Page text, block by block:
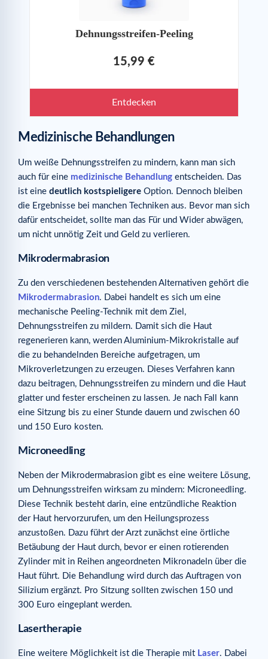
Dehnungsstreifen-Peeling
15,99 €
Entdecken
Medizinische Behandlungen
Um weiße Dehnungsstreifen zu mindern, kann man sich
auch für eine medizinische Behandlung entscheiden. Das
ist eine deutlich kostspieligere Option. Dennoch bleiben
die Ergebnisse bei manchen Techniken aus. Bevor man sich
dafür entscheidet, sollte man das Für und Wider abwägen,
um nicht unnötig Zeit und Geld zu verlieren.
Mikrodermabrasion
Zu den verschiedenen bestehenden Alternativen gehört die
Mikrodermabrasion. Dabei handelt es sich um eine
mechanische Peeling-Technik mit dem Ziel,
Dehnungsstreifen zu mildern. Damit sich die Haut
regenerieren kann, werden Aluminium-Mikrokristalle auf
die zu behandelnden Bereiche aufgetragen, um
Mikroverletzungen zu erzeugen. Dieses Verfahren kann
dazu beitragen, Dehnungsstreifen zu mindern und die Haut
glatter und fester erscheinen zu lassen. Je nach Fall kann
eine Sitzung bis zu einer Stunde dauern und zwischen 60
und 150 Euro kosten.
Microneedling
Neben der Mikrodermabrasion gibt es eine weitere Lösung,
um Dehnungsstreifen wirksam zu mindern: Microneedling.
Diese Technik besteht darin, eine entzündliche Reaktion
der Haut hervorzurufen, um den Heilungsprozess
anzustoßen. Dazu führt der Arzt zunächst eine örtliche
Betäubung der Haut durch, bevor er einen rotierenden
Zylinder mit in Reihen angeordneten Mikronadeln über die
Haut führt. Die Behandlung wird durch das Auftragen von
Silizium ergänzt. Pro Sitzung sollten zwischen 150 und
300 Euro eingeplant werden.
Lasertherapie
Eine weitere Möglichkeit ist die Therapie mit Laser. Dabei